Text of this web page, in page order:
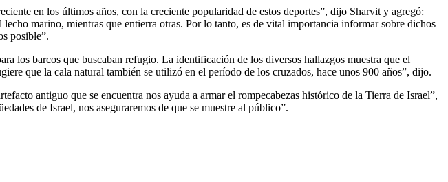
en los últimos años, con la creciente popularidad de estos deportes”, dijo Sharvit y agregó:
marino, mientras que entierra otras. Por lo tanto, es de vital importancia informar sobre dichos
posible”.
los barcos que buscaban refugio. La identificación de los diversos hallazgos muestra que el
que la cala natural también se utilizó en el período de los cruzados, hace unos 900 años”, dijo.
antiguo que se encuentra nos ayuda a armar el rompecabezas histórico de la Tierra de Israel”,
de Israel, nos aseguraremos de que se muestre al público”.